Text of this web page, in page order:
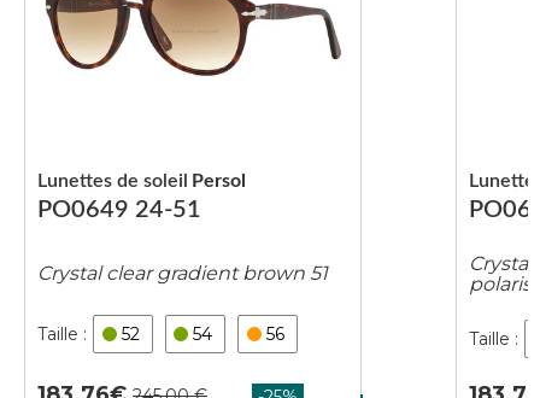
PO0649 24-51
Lunettes de soleil Persol
Crystal clear gradient brown 51
52 54 56